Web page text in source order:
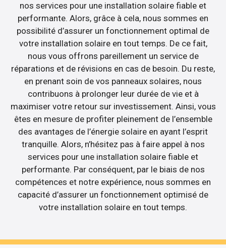
nos services pour une installation solaire fiable et
performante. Alors, grâce à cela, nous sommes en
possibilité d’assurer un fonctionnement optimal de
votre installation solaire en tout temps. De ce fait,
nous vous offrons pareillement un service de
réparations et de révisions en cas de besoin. Du reste,
en prenant soin de vos panneaux solaires, nous
contribuons à prolonger leur durée de vie et à
maximiser votre retour sur investissement. Ainsi, vous
êtes en mesure de profiter pleinement de l’ensemble
des avantages de l’énergie solaire en ayant l’esprit
tranquille. Alors, n’hésitez pas à faire appel à nos
services pour une installation solaire fiable et
performante. Par conséquent, par le biais de nos
compétences et notre expérience, nous sommes en
capacité d’assurer un fonctionnement optimisé de
votre installation solaire en tout temps.